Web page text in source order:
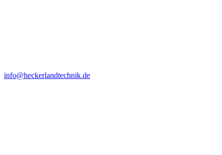
info@heckerlandtechnik.de